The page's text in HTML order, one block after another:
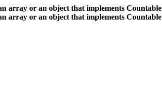
array or an object that implements Countable
array or an object that implements Countable